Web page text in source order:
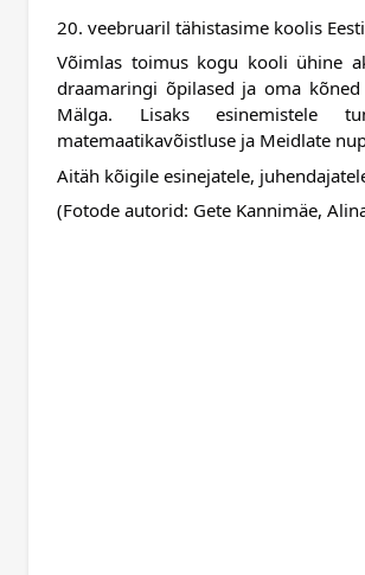
20. veebruaril tähistasime koolis
Võimlas toimus kogu kooli ühine
draamaringi õpilased ja oma
Mälga. Lisaks esinemistele
matemaatikavõistluse ja Meidlate
Aitäh kõigile esinejatele,
(Fotode autorid: Gete Kannimäe,